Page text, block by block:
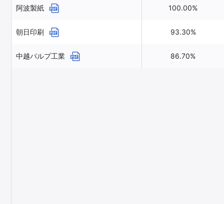
阿波製紙 100.00%
朝日印刷 93.30%
中越パルプ工業 86.70%